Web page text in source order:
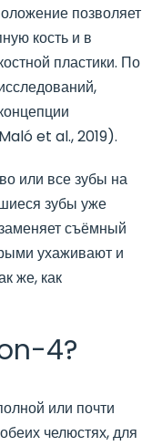
позволяет
кость и в
пластики. По
et al., 2019).
или все зубы на
зубы уже
съёмный
ухаживают и
же, как
4?
или почти
челюстях, для